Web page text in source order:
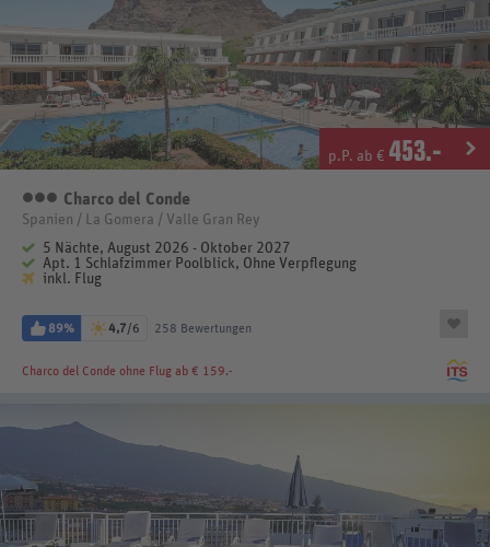
p.P. ab € 453.-
3 Sterne
Charco del Conde
Spanien / La Gomera / Valle Gran Rey
5 Nächte, August 2026 - Oktober 2027
Apt. 1 Schlafzimmer Poolblick, Ohne Verpflegung
inkl. Flug
89% 4,7/6 258 Bewertungen
Charco del Conde ohne Flug ab € 159.-